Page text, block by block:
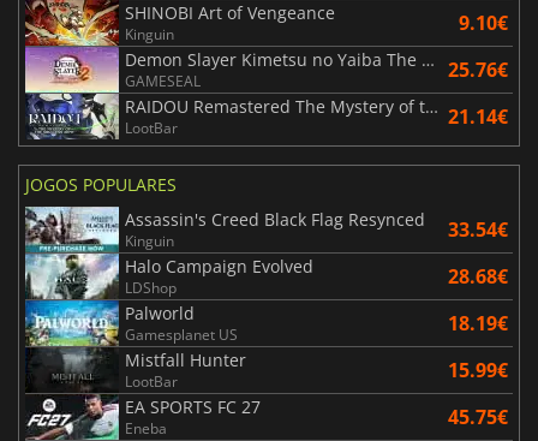
SHINOBI Art of Vengeance
Kinguin 9.10€
Demon Slayer Kimetsu no Yaiba The Hinokami Chronicles 2
GAMESEAL 25.76€
RAIDOU Remastered The Mystery of the Soulless Army
LootBar 21.14€
JOGOS POPULARES
Assassin's Creed Black Flag Resynced
Kinguin 33.54€
Halo Campaign Evolved
LDShop 28.68€
Palworld
Gamesplanet US 18.19€
Mistfall Hunter
LootBar 15.99€
EA SPORTS FC 27
Eneba 45.75€